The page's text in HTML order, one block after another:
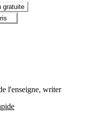
gratuite
l'enseigne, writer